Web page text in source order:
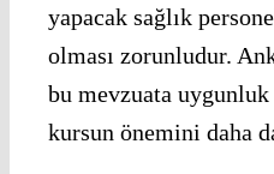
yapacak sağlık
olması zorunludur.
bu mevzuata
kursun önemini daha